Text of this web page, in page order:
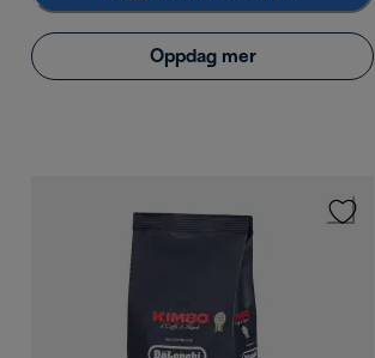
Oppdag mer